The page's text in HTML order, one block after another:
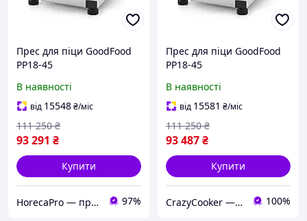
Прес для піци GoodFood
PP18-45
В наявності
від 15548₴/міс
93 291 ₴
111 250 ₴
Купити
HorecaPro — професійне обладнання для ресторану, кафе, фаст-фуду. Безкоштовна доставка! Гарантія 12м 97%
Прес для піци GoodFood
PP18-45
В наявності
від 15581 ₴/міс
93 487₴
111 250 ₴
Купити
CrazyCooker — божевільно низькі ціни на обладнання !!! 100%